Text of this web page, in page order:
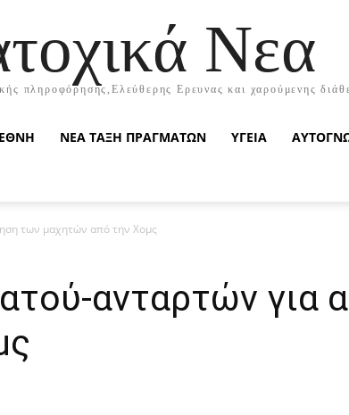
Νεα
πληροφόρησης,Ελεύθερης Ερευνας και χαρούμενης
ΝΕΑ ΤΑΞΗ ΠΡΑΓΜΑΤΩΝ ΥΓΕΙΑ
των μαχητών από την Χομς
ανταρτών για